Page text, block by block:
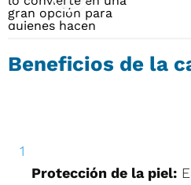
Beneficios de la
Protección de la piel: